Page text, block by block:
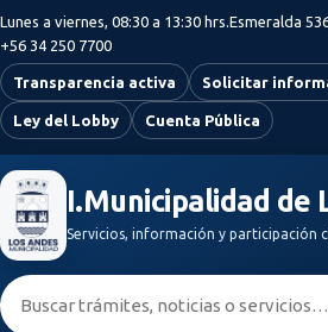
Saltar al contenido principal
Lunes a viernes, 08:30 a 13:30 hrs.Esmeralda
+56 34 250 7700
Transparencia activa Solicitar
Ley del Lobby Cuenta Pública
I.Municipalidad de
Servicios, información y participación
Buscar: